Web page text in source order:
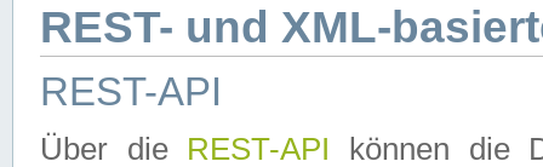
REST- und XML-
REST-API
Über die REST-API können die